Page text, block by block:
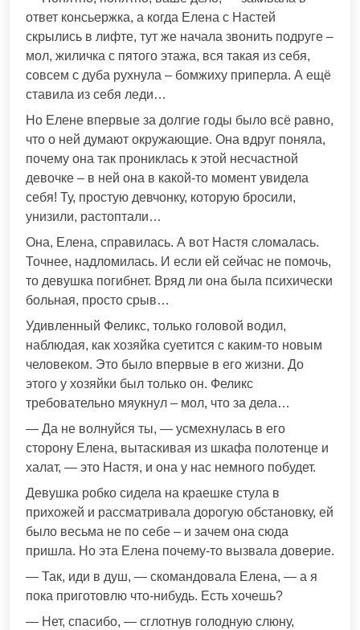
ответ консьержка, а когда Елена с Настей
скрылись в лифте, тут же начала звонить подруге –
мол, жиличка с пятого этажа, вся такая из себя,
совсем с дуба рухнула – бомжиху приперла. А ещё
ставила из себя леди…
Но Елене впервые за долгие годы было всё равно,
что о ней думают окружающие. Она вдруг поняла,
почему она так прониклась к этой несчастной
девочке – в ней она в какой-то момент увидела
себя! Ту, простую девчонку, которую бросили,
унизили, растоптали…
Она, Елена, справилась. А вот Настя сломалась.
Точнее, надломилась. И если ей сейчас не помочь,
то девушка погибнет. Вряд ли она была психически
больная, просто срыв…
Удивленный Феликс, только головой водил,
наблюдая, как хозяйка суетится с каким-то новым
человеком. Это было впервые в его жизни. До
этого у хозяйки был только он. Феликс
требовательно мяукнул – мол, что за дела…
— Да не волнуйся ты, — усмехнулась в его
сторону Елена, вытаскивая из шкафа полотенце и
халат, — это Настя, и она у нас немного побудет.
Девушка робко сидела на краешке стула в
прихожей и рассматривала дорогую обстановку, ей
было весьма не по себе – и зачем она сюда
пришла. Но эта Елена почему-то вызвала доверие.
— Так, иди в душ, — скомандовала Елена, — а я
пока приготовлю что-нибудь. Есть хочешь?
— Нет, спасибо, — сглотнув голодную слюну,